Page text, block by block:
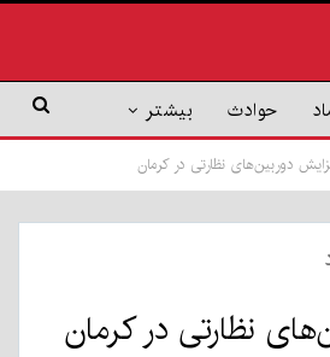
حوادث بیشتر
دوربین‌های نظارتی در کرمان
نظارتی در کرمان